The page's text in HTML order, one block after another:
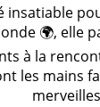
insatiable
🌍, elle
à la
les mains